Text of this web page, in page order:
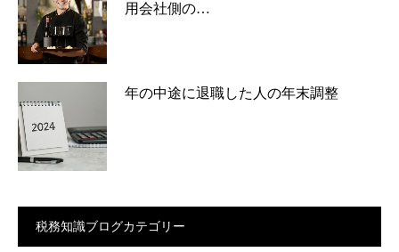
用会社側の…
年の中途に退職した人の年末調整
税務知識ブログカテゴリー